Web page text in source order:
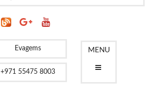
MENU
Evagems
+971 55475 8003